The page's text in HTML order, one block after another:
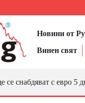
Новини от
Винен свят
се снабдяват с евро 5